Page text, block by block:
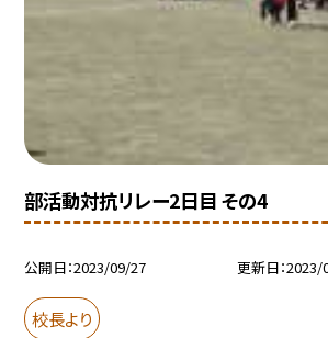
部活動対抗リレー2日目 その4
公開日 2023/09/27 更新日 2023/
校長より